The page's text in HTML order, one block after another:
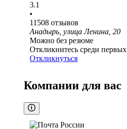
3.1
•
11508 отзывов
Анадырь, улица Ленина, 20
Можно без резюме
Откликнитесь среди первых
Откликнуться
Компании для вас